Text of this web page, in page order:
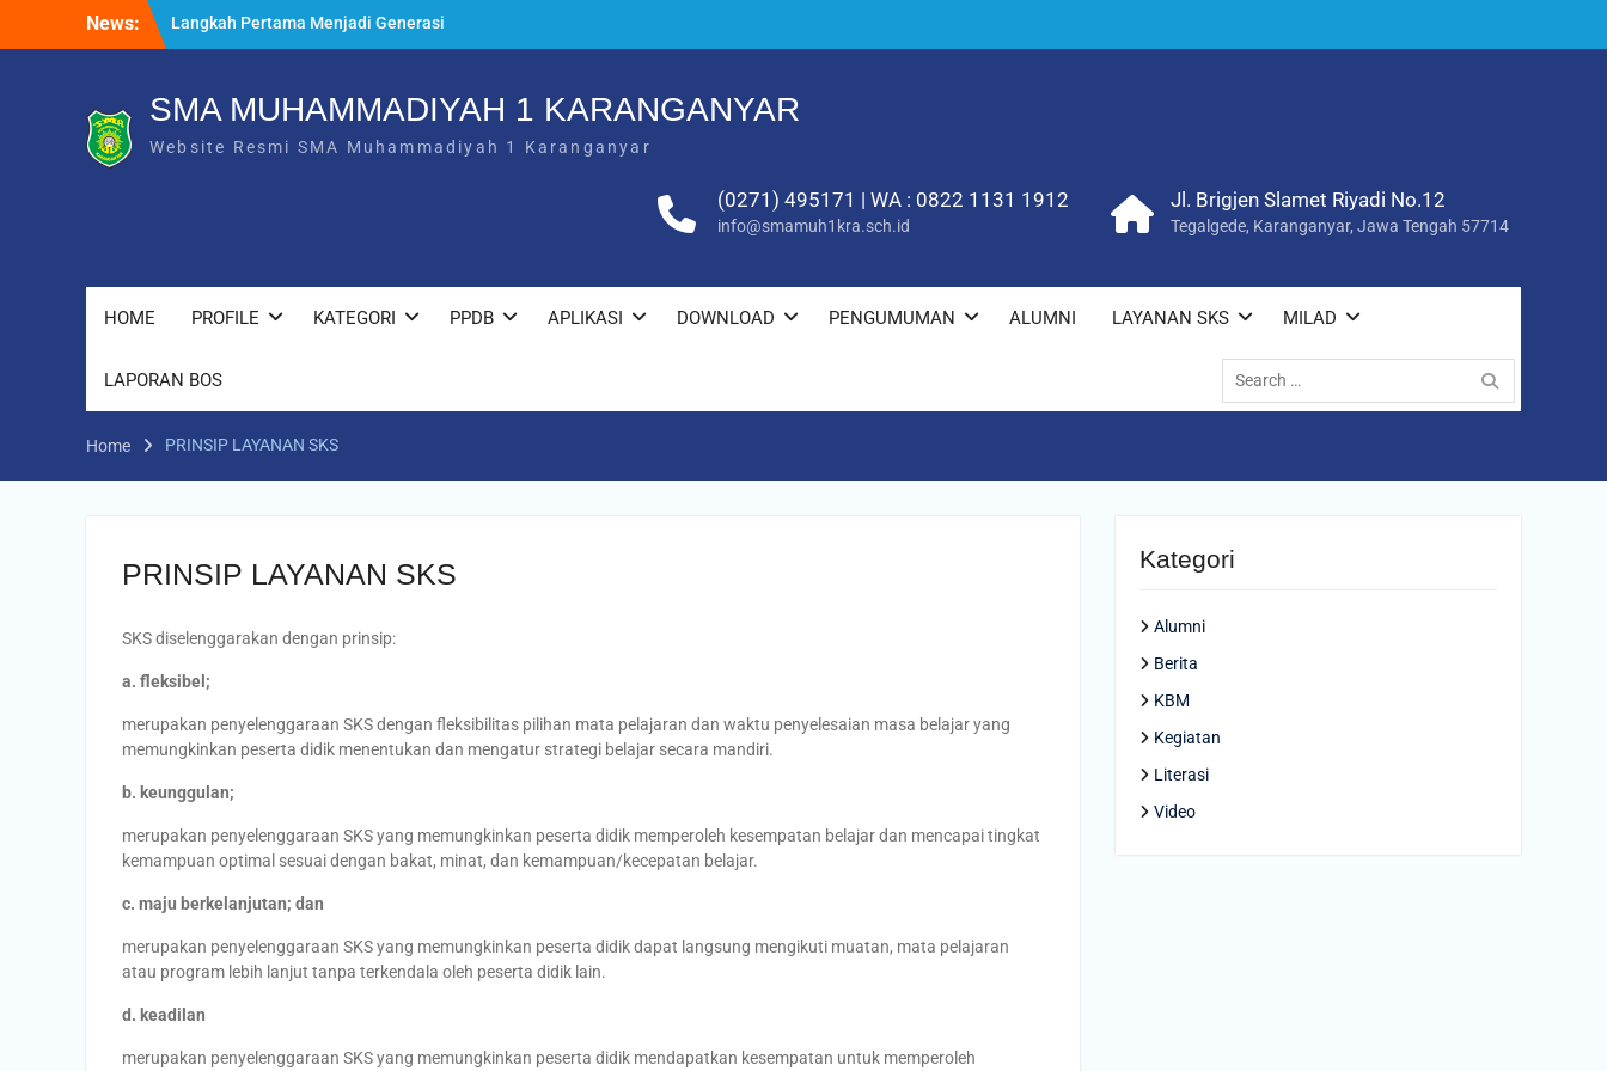
News:
Langkah Pertama Menjadi Generasi
Berkarakter, MPLS/FORTASI SMA
dengan Semangat Kebangsaan
Saat Fajar Menyapa Angkatan Baru, SMA
Muhammadiyah 1 Karanganyar Gelar
SMA MUHAMMADIYAH 1 KARANGANYAR
Website Resmi SMA Muhammadiyah 1 Karanganyar
(0271) 495171 | WA : 0822 1131 1912
info@smamuh1kra.sch.id
Jl. Brigjen Slamet Riyadi No.12
Tegalgede, Karanganyar, Jawa Tengah 57714
HOME PROFILE KATEGORI PPDB APLIKASI DOWNLOAD PENGUMUMAN ALUMNI LAYANAN SKS MILAD
LAPORAN BOS
Search
for:
Home PRINSIP LAYANAN SKS
PRINSIP LAYANAN SKS
SKS diselenggarakan dengan prinsip:
a. fleksibel;
merupakan penyelenggaraan SKS dengan fleksibilitas pilihan mata pelajaran dan waktu penyelesaian masa belajar yang
memungkinkan peserta didik menentukan dan mengatur strategi belajar secara mandiri.
b. keunggulan;
merupakan penyelenggaraan SKS yang memungkinkan peserta didik memperoleh kesempatan belajar dan mencapai tingkat
kemampuan optimal sesuai dengan bakat, minat, dan kemampuan/kecepatan belajar.
c. maju berkelanjutan; dan
merupakan penyelenggaraan SKS yang memungkinkan peserta didik dapat langsung mengikuti muatan, mata pelajaran
atau program lebih lanjut tanpa terkendala oleh peserta didik lain.
d. keadilan
merupakan penyelenggaraan SKS yang memungkinkan peserta didik mendapatkan kesempatan untuk memperoleh
Kategori
Alumni
Berita
KBM
Kegiatan
Literasi
Video